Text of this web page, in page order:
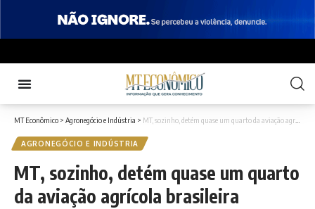
MT Econômico > Agronegócio e Indústria > MT, sozinho, detém quase um quarto da aviação agrícola brasileira
AGRONEGÓCIO E INDÚSTRIA
MT, sozinho, detém quase um quarto
da aviação agrícola brasileira